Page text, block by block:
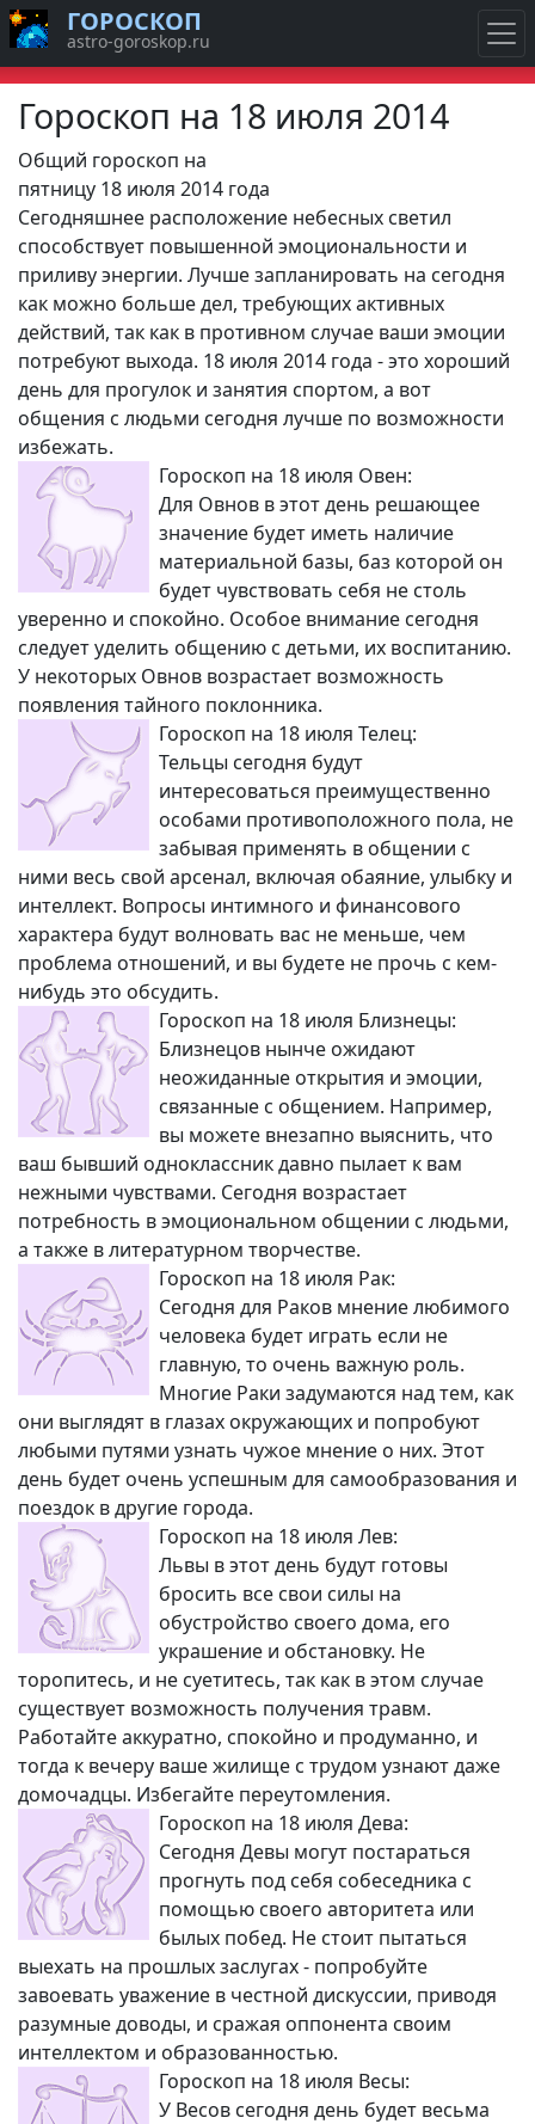
Гороскоп на 18 июля 2014
Общий гороскоп на
пятницу 18 июля 2014 года
Сегодняшнее расположение небесных светил
способствует повышенной эмоциональности и
приливу энергии. Лучше запланировать на сегодня
как можно больше дел, требующих активных
действий, так как в противном случае ваши эмоции
потребуют выхода. 18 июля 2014 года - это хороший
день для прогулок и занятия спортом, а вот
общения с людьми сегодня лучше по возможности
избежать.
Гороскоп на 18 июля Овен:
Для Овнов в этот день решающее
значение будет иметь наличие
материальной базы, баз которой он
будет чувствовать себя не столь
уверенно и спокойно. Особое внимание сегодня
следует уделить общению с детьми, их воспитанию.
У некоторых Овнов возрастает возможность
появления тайного поклонника.
Гороскоп на 18 июля Телец:
Тельцы сегодня будут
интересоваться преимущественно
особами противоположного пола, не
забывая применять в общении с
ними весь свой арсенал, включая обаяние, улыбку и
интеллект. Вопросы интимного и финансового
характера будут волновать вас не меньше, чем
проблема отношений, и вы будете не прочь с кем-
нибудь это обсудить.
Гороскоп на 18 июля Близнецы:
Близнецов нынче ожидают
неожиданные открытия и эмоции,
связанные с общением. Например,
вы можете внезапно выяснить, что
ваш бывший одноклассник давно пылает к вам
нежными чувствами. Сегодня возрастает
потребность в эмоциональном общении с людьми,
а также в литературном творчестве.
Гороскоп на 18 июля Рак:
Сегодня для Раков мнение любимого
человека будет играть если не
главную, то очень важную роль.
Многие Раки задумаются над тем, как
они выглядят в глазах окружающих и попробуют
любыми путями узнать чужое мнение о них. Этот
день будет очень успешным для самообразования и
поездок в другие города.
Гороскоп на 18 июля Лев:
Львы в этот день будут готовы
бросить все свои силы на
обустройство своего дома, его
украшение и обстановку. Не
торопитесь, и не суетитесь, так как в этом случае
существует возможность получения травм.
Работайте аккуратно, спокойно и продуманно, и
тогда к вечеру ваше жилище с трудом узнают даже
домочадцы. Избегайте переутомления.
Гороскоп на 18 июля Дева:
Сегодня Девы могут постараться
прогнуть под себя собеседника с
помощью своего авторитета или
былых побед. Не стоит пытаться
выехать на прошлых заслугах - попробуйте
завоевать уважение в честной дискуссии, приводя
разумные доводы, и сражая оппонента своим
интеллектом и образованностью.
Гороскоп на 18 июля Весы:
У Весов сегодня день будет весьма
ГОРОСКОП
astro-goroskop.ru